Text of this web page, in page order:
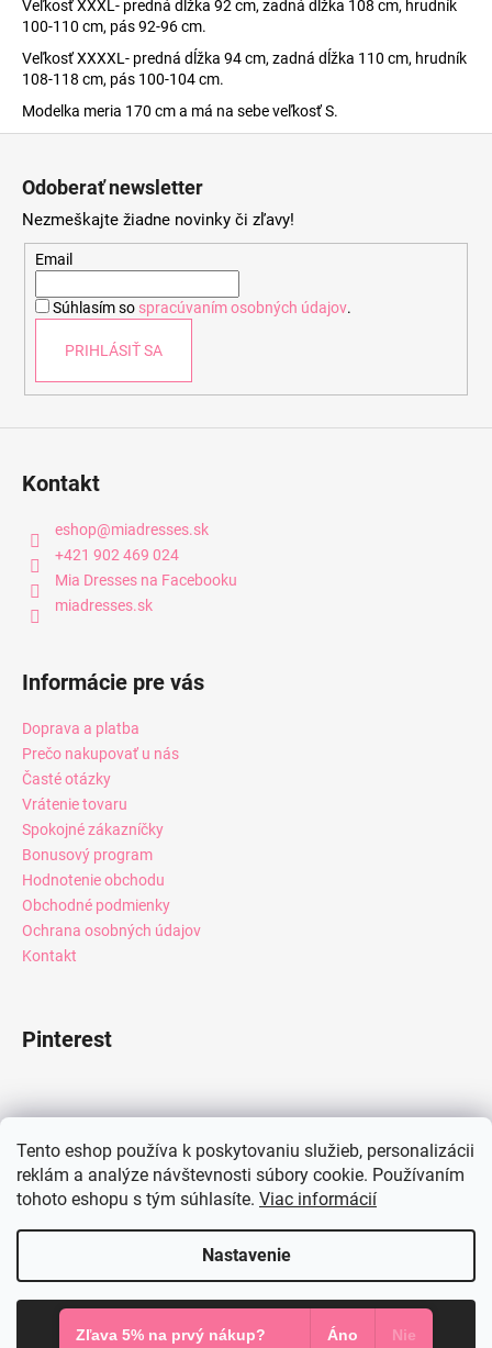
Tento eshop používa k poskytovaniu služieb, personalizácii
reklám a analýze návštevnosti súbory cookie. Používaním
tohoto eshopu s tým súhlasíte. Viac informácií
Nastavenie
Súhlasím
Veľkosť XXXL- predná dĺžka 92 cm, zadná dĺžka 108 cm, hrudník
100-110 cm, pás 92-96 cm.
Veľkosť XXXXL- predná dĺžka 94 cm, zadná dĺžka 110 cm, hrudník
108-118 cm, pás 100-104 cm.
Modelka meria 170 cm a má na sebe veľkosť S.
Odoberať newsletter
Nezmeškajte žiadne novinky či zľavy!
Email
Súhlasím so spracúvaním osobných údajov.
PRIHLÁSIŤ SA
Kontakt
eshop@miadresses.sk
+421 902 469 024
Mia Dresses na Facebooku
miadresses.sk
Informácie pre vás
Doprava a platba
Prečo nakupovať u nás
Časté otázky
Vrátenie tovaru
Spokojné zákazníčky
Bonusový program
Hodnotenie obchodu
Obchodné podmienky
Ochrana osobných údajov
Kontakt
Pinterest
Instagram
Copyright 2026
Mia Dresses . Všetky práva vyhradené.
Zľava 5% na prvý nákup? Áno Nie